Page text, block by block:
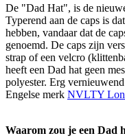
De "Dad Hat", is de
Typerend aan de caps is
hebben, vandaar dat de
genoemd. De caps zijn
strap of een velcro
heeft een Dad hat geen
polyester. Erg
Engelse merk NVLTY
Waarom zou je een Dad